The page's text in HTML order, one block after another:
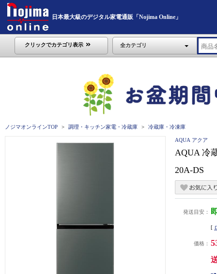
日本最大級のデジタル家電通販「Nojima Online」
クリックでカテゴリ表示 全カテゴリ
ノジマオンラインTOP 調理・キッチン家電・冷蔵庫 冷蔵庫・冷凍庫
AQUA アクア
AQUA 冷
20A-DS
発送目安：
[
価格：